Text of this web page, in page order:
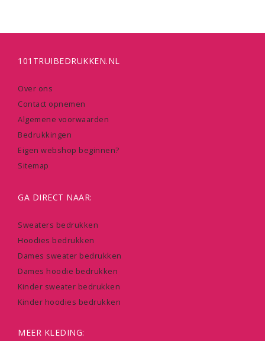
101TRUIBEDRUKKEN.NL
Over ons
Contact opnemen
Algemene voorwaarden
Bedrukkingen
Eigen webshop beginnen?
Sitemap
GA DIRECT NAAR:
Sweaters bedrukken
Hoodies bedrukken
Dames sweater bedrukken
Dames hoodie bedrukken
Kinder sweater bedrukken
Kinder hoodies bedrukken
MEER KLEDING: